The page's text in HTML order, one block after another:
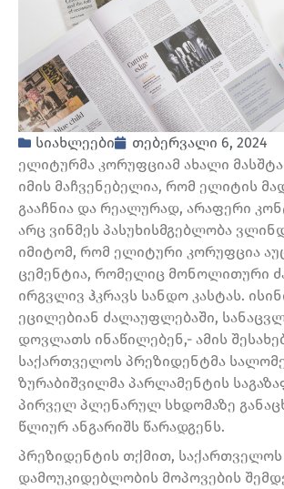
სიახლეები
თებერვალი 6, 2024
ელიტურმა კორუფციამ ახალი
იმის მაჩვენებელია, რომ ელიტის
გააჩნია და რეალურად, არაფერი
არც ვინმეს პასუხისმგებლობა
იმიტომ, რომ ელიტური კორუფცია
ცემენტია, რომელიც მონოლითური
ირგვლივ ჰკრავს სანდო კასტას.
ეცილებიან ძალაუფლებაში,
დოვლათს ინაწილებენ,- ამის
საქართველოს პრეზიდენტმა
ზურაბიშვილმა პარლამენტის
პირველ პლენარულ სხდომაზე
წლიურ ანგარიშს წარადგენს.
პრეზიდენტის თქმით, საქართველოს
დამოუკიდებლობის მოპოვების